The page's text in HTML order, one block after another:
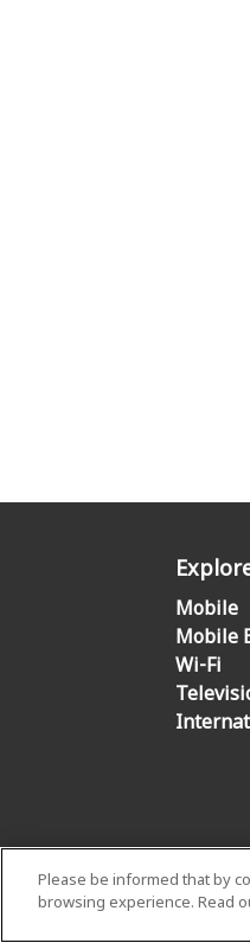
Mobile
Mobile
Wi-Fi
Please be informed that by
browsing experience. Read